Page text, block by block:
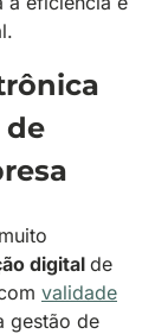
de
digitalde
validade
gestão de